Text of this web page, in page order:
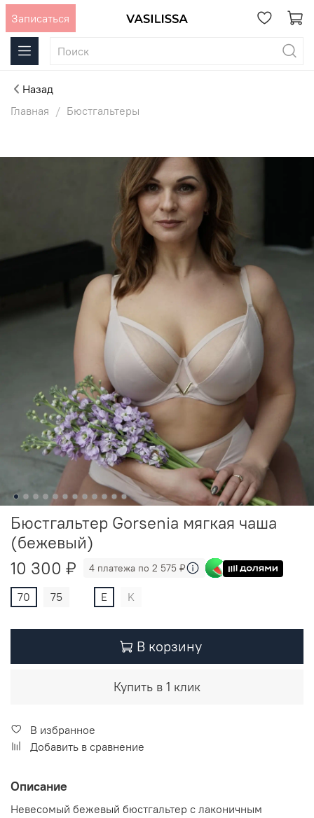
Записаться
Назад
Главная
Бюстгальтеры
Бюстгальтер Gorsenia мягкая чаша
(бежевый)
10 300 ₽
4 платежа по 2 575 ₽
70 75 E K
В корзину
Купить в 1 клик
В избранное
Добавить в сравнение
Описание
Невесомый бежевый бюстгальтер с лаконичным